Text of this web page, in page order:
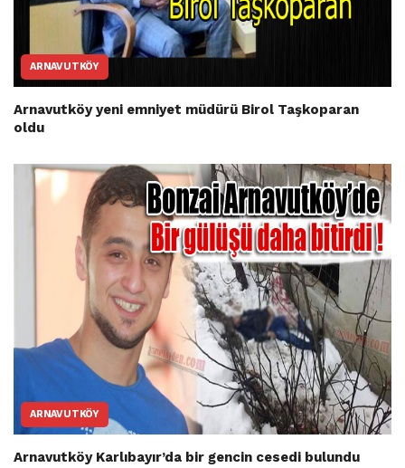
ARNAVUTKÖY
Arnavutköy yeni emniyet müdürü Birol Taşkoparan
oldu
ARNAVUTKÖY
Arnavutköy Karlıbayır’da bir gencin cesedi bulundu